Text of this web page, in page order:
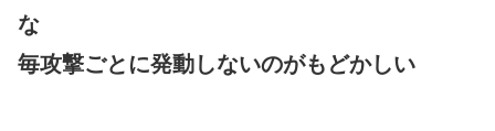
な
毎攻撃ごとに発動しないのがもどかしい